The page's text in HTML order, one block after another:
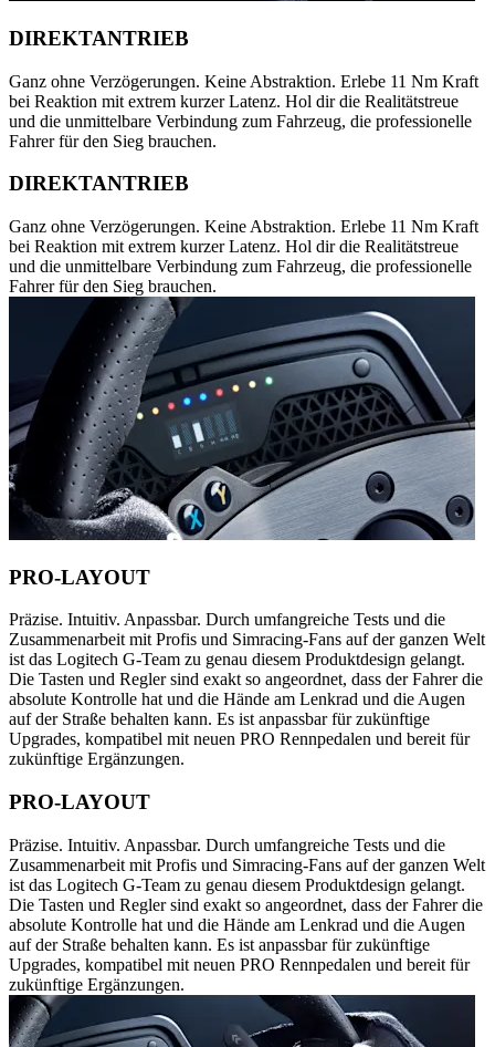
DIREKTANTRIEB
Ganz ohne Verzögerungen. Keine Abstraktion. Erlebe 11 Nm Kraft
bei Reaktion mit extrem kurzer Latenz. Hol dir die Realitätstreue
und die unmittelbare Verbindung zum Fahrzeug, die professionelle
Fahrer für den Sieg brauchen.
DIREKTANTRIEB
Ganz ohne Verzögerungen. Keine Abstraktion. Erlebe 11 Nm Kraft
bei Reaktion mit extrem kurzer Latenz. Hol dir die Realitätstreue
und die unmittelbare Verbindung zum Fahrzeug, die professionelle
Fahrer für den Sieg brauchen.
PRO-LAYOUT
Präzise. Intuitiv. Anpassbar. Durch umfangreiche Tests und die
Zusammenarbeit mit Profis und Simracing-Fans auf der ganzen Welt
ist das Logitech G-Team zu genau diesem Produktdesign gelangt.
Die Tasten und Regler sind exakt so angeordnet, dass der Fahrer die
absolute Kontrolle hat und die Hände am Lenkrad und die Augen
auf der Straße behalten kann. Es ist anpassbar für zukünftige
Upgrades, kompatibel mit neuen PRO Rennpedalen und bereit für
zukünftige Ergänzungen.
PRO-LAYOUT
Präzise. Intuitiv. Anpassbar. Durch umfangreiche Tests und die
Zusammenarbeit mit Profis und Simracing-Fans auf der ganzen Welt
ist das Logitech G-Team zu genau diesem Produktdesign gelangt.
Die Tasten und Regler sind exakt so angeordnet, dass der Fahrer die
absolute Kontrolle hat und die Hände am Lenkrad und die Augen
auf der Straße behalten kann. Es ist anpassbar für zukünftige
Upgrades, kompatibel mit neuen PRO Rennpedalen und bereit für
zukünftige Ergänzungen.